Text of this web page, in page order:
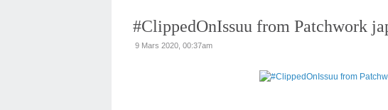
#ClippedOnIssuu from Patchwork
9 Mars 2020, 00:37am